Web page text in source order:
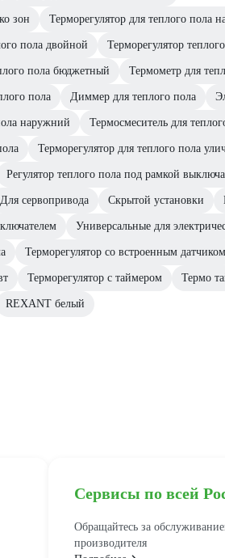
зон Терморегулятор для теплого пола
пола двойной Терморегулятор
пола бюджетный Термометр для
пола Диммер для теплого пола
наружний Термосмеситель для
Терморегулятор для теплого пола
Регулятор теплого пола под рамкой
Для сервопривода Скрытой установки
Универсальные для
Терморегулятор со встроенным датчиком
Терморегулятор с таймером Термо
REXANT белый
Сервисы по всей
Обращайтесь за
производителя